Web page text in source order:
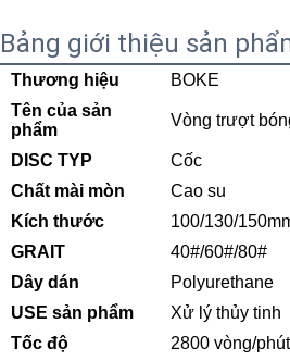
Bảng giới thiệu sản
Thương hiệu
BOKE
Tên của sản
phẩm
Vòng trượt
DISC TYP
Cốc
Chất mài mòn
Cao su
Kích thước
100/130/
GRAIT
40#/60#/80#
Dây dán
Polyurethane
USE sản phẩm
Xử lý thủy tinh
Tốc độ
2800 vòng/phút